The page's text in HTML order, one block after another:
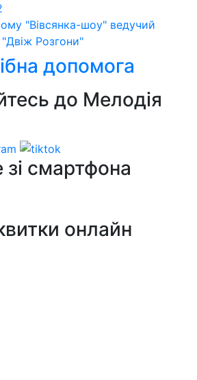
"Вівсянка-шоу" ведучий
Розгони"
допомога
до Мелодія
зі смартфона
онлайн